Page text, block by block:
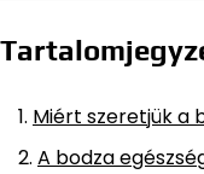
Miért szeretjük a
A bodza